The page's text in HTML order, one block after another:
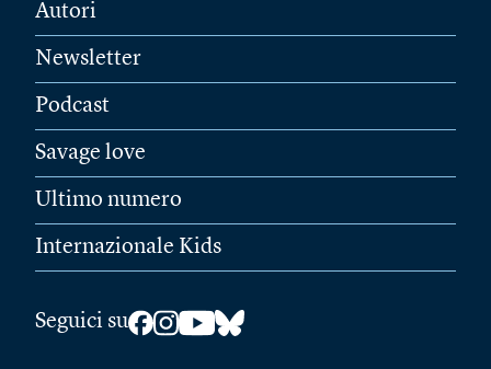
Autori
Newsletter
Podcast
Savage love
Ultimo numero
Internazionale Kids
Seguici su